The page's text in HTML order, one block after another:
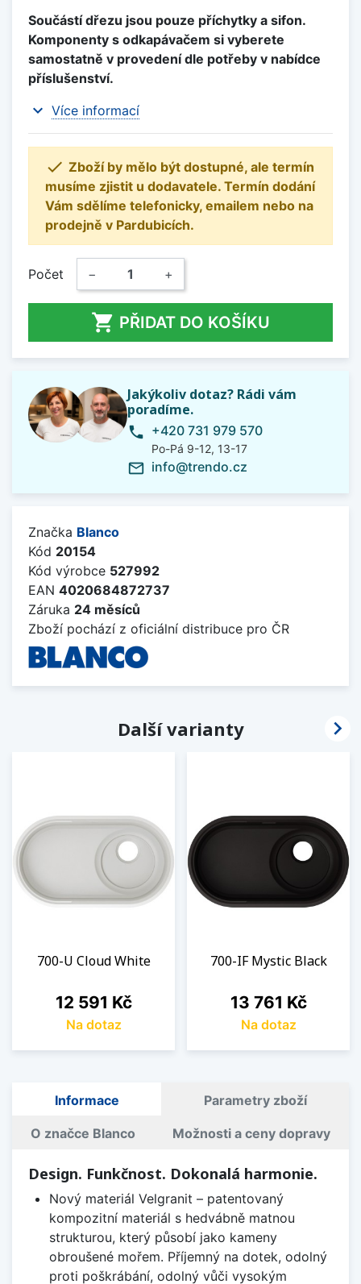
Součástí dřezu jsou pouze příchytky a sifon.
Komponenty s odkapávačem si vyberete
samostatně v provedení dle potřeby v nabídce
příslušenství.
expand_more Více informací
 Zboží by mělo být dostupné, ale termín
musíme zjistit u dodavatele. Termín dodání
Vám sdělíme telefonicky, emailem nebo na
prodejně v Pardubicích.
Počet − +
 PŘIDAT DO KOŠÍKU
Jakýkoliv dotaz? Rádi vám
poradíme.
phone +420 731 979 570
Po-Pá 9-12, 13-17
mail_outline info@trendo.cz
Značka Blanco
Kód 20154
Kód výrobce 527992
EAN 4020684872737
Záruka 24 měsíců
Zboží pochází z oficiální distribuce pro ČR
Další varianty
700-U Cloud White
Cena
12 591 Kč
Na dotaz
700-IF Mystic Black
Cena
13 761 Kč
Na dotaz

Informace Parametry zboží
O značce Blanco Možnosti a ceny dopravy
Design. Funkčnost. Dokonalá harmonie.
Nový materiál Velgranit – patentovaný
kompozitní materiál s hedvábně matnou
strukturou, který působí jako kameny
obroušené mořem. Příjemný na dotek, odolný
proti poškrábání, odolný vůči vysokým